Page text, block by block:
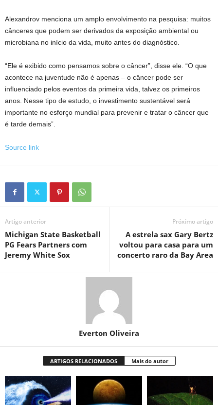
Alexandrov menciona um amplo envolvimento na pesquisa: muitos
cânceres que podem ser derivados da exposição ambiental ou
microbiana no início da vida, muito antes do diagnóstico.
“Ele é exibido como pensamos sobre o câncer”, disse ele. “O que
acontece na juventude não é apenas – o câncer pode ser
influenciado pelos eventos da primeira vida, talvez os primeiros
anos. Nesse tipo de estudo, o investimento sustentável será
importante no esforço mundial para prevenir e tratar o câncer que
é tarde demais”.
Source link
Artigo anterior
Michigan State Basketball
PG Fears Partners com
Jeremy White Sox
Próximo artigo
A estrela sax Gary Bertz
voltou para casa para um
concerto raro da Bay Area
Everton Oliveira
ARTIGOS RELACIONADOS Mais do autor